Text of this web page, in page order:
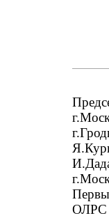
ОЛРС